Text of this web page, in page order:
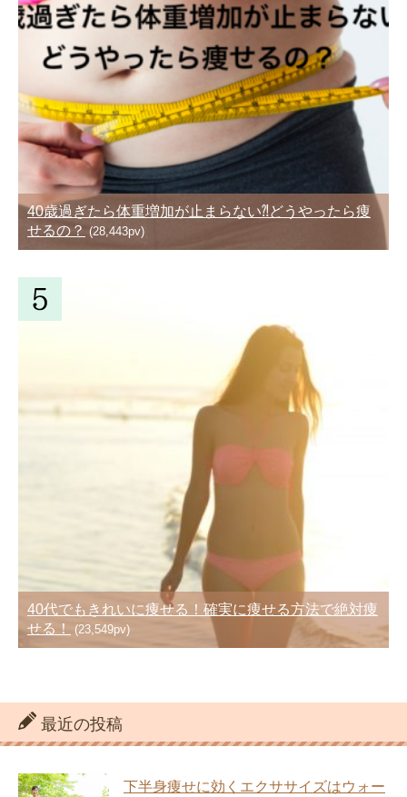
40歳過ぎたら体重増加が止まらない⁈どうやったら痩
せるの？ (28,443pv)
40代でもきれいに痩せる！確実に痩せる方法で絶対痩
せる！
(23,549pv)
最近の投稿
下半身痩せに効くエクササイズはウォー